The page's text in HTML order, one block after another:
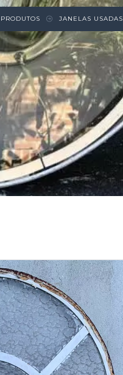
PRODUTOS JANELAS USADAS